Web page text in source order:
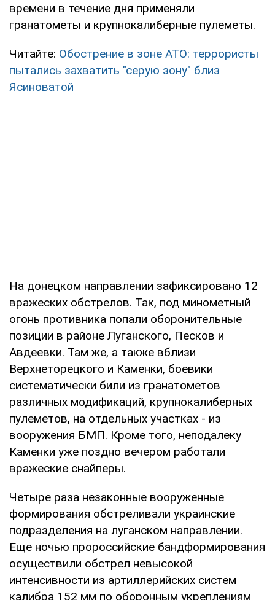
времени в течение дня применяли
гранатометы и крупнокалиберные пулеметы.
Читайте: Обострение в зоне АТО: террористы
пытались захватить "серую зону" близ
Ясиноватой
На донецком направлении зафиксировано 12
вражеских обстрелов. Так, под минометный
огонь противника попали оборонительные
позиции в районе Луганского, Песков и
Авдеевки. Там же, а также вблизи
Верхнеторецкого и Каменки, боевики
систематически били из гранатометов
различных модификаций, крупнокалиберных
пулеметов, на отдельных участках - из
вооружения БМП. Кроме того, неподалеку
Каменки уже поздно вечером работали
вражеские снайперы.
Четыре раза незаконные вооруженные
формирования обстреливали украинские
подразделения на луганском направлении.
Еще ночью пророссийские бандформирования
осуществили обстрел невысокой
интенсивности из артиллерийских систем
калибра 152 мм по оборонным укреплениям